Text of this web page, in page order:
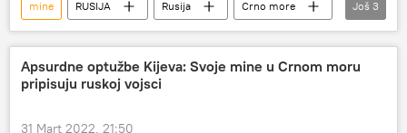
mine RUSIJA Rusija
Crno more
Ukrajina
SAD
Specijalna operacija u Ukrajini
Još 3
Apsurdne optužbe Kijeva: Svoje mine u Crnom moru
pripisuju ruskoj vojsci
31 Mart 2022, 21:50